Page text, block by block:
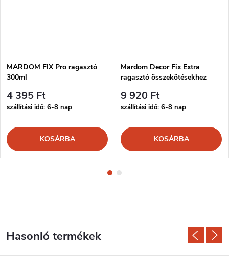
MARDOM FIX Pro ragasztó
300ml
4 395 Ft
szállítási idő: 6-8 nap
KOSÁRBA
Mardom Decor Fix Extra
ragasztó összekötésekhez
9 920 Ft
szállítási idő: 6-8 nap
KOSÁRBA